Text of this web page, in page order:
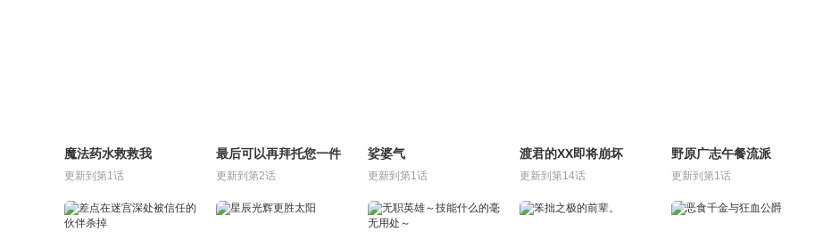
魔法药水救救我
更新到第1话
最后可以再拜托您一件
事吗
更新到第2话
娑婆气
更新到第1话
渡君的XX即将崩坏
更新到第14话
野原广志午餐流派
更新到第1话